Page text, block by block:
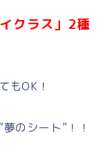
クラス」2種
もOK！
のシート”！！